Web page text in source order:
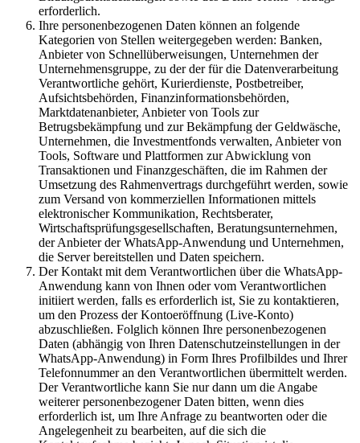
erforderlich.
Ihre personenbezogenen Daten können an folgende
Kategorien von Stellen weitergegeben werden: Banken,
Anbieter von Schnellüberweisungen, Unternehmen der
Unternehmensgruppe, zu der der für die Datenverarbeitung
Verantwortliche gehört, Kurierdienste, Postbetreiber,
Aufsichtsbehörden, Finanzinformationsbehörden,
Marktdatenanbieter, Anbieter von Tools zur
Betrugsbekämpfung und zur Bekämpfung der Geldwäsche,
Unternehmen, die Investmentfonds verwalten, Anbieter von
Tools, Software und Plattformen zur Abwicklung von
Transaktionen und Finanzgeschäften, die im Rahmen der
Umsetzung des Rahmenvertrags durchgeführt werden, sowie
zum Versand von kommerziellen Informationen mittels
elektronischer Kommunikation, Rechtsberater,
Wirtschaftsprüfungsgesellschaften, Beratungsunternehmen,
der Anbieter der WhatsApp-Anwendung und Unternehmen,
die Server bereitstellen und Daten speichern.
Der Kontakt mit dem Verantwortlichen über die WhatsApp-
Anwendung kann von Ihnen oder vom Verantwortlichen
initiiert werden, falls es erforderlich ist, Sie zu kontaktieren,
um den Prozess der Kontoeröffnung (Live-Konto)
abzuschließen. Folglich können Ihre personenbezogenen
Daten (abhängig von Ihren Datenschutzeinstellungen in der
WhatsApp-Anwendung) in Form Ihres Profilbildes und Ihrer
Telefonnummer an den Verantwortlichen übermittelt werden.
Der Verantwortliche kann Sie nur dann um die Angabe
weiterer personenbezogener Daten bitten, wenn dies
erforderlich ist, um Ihre Anfrage zu beantworten oder die
Angelegenheit zu bearbeiten, auf die sich die